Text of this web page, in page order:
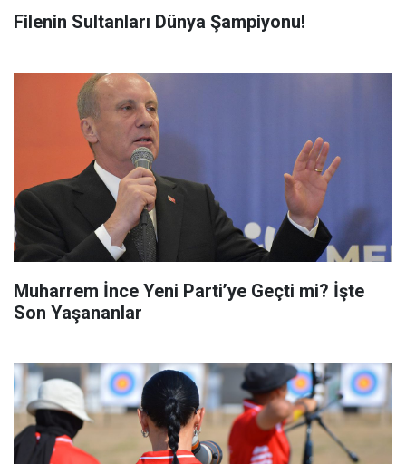
Filenin Sultanları Dünya Şampiyonu!
Muharrem İnce Yeni Parti’ye Geçti mi? İşte
Son Yaşananlar